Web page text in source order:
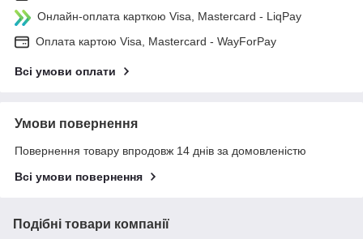
Онлайн-оплата карткою Visa, Mastercard - LiqPay
Оплата картою Visa, Mastercard - WayForPay
Всі умови оплати
Умови повернення
Повернення товару впродовж 14 днів за домовленістю
Всі умови повернення
Подібні товари компанії